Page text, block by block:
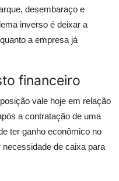
desembaraço e
inverso é deixar a
a empresa já
financeiro
vale hoje em relação
a contratação de uma
ter ganho econômico no
de caixa para